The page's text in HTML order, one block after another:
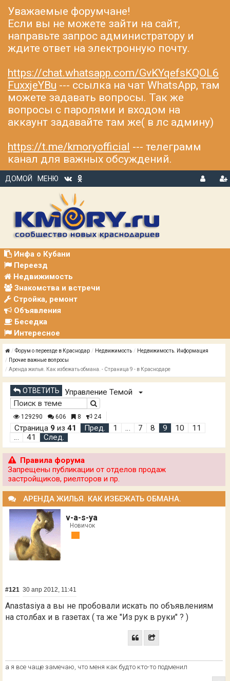
Уважаемые форумчане!
Если вы не можете зайти на сайт,
направьте запрос администратору и
ждите ответ на электронную почту.
https://chat.whatsapp.com/GvKYqefsKQOL6
FuxxjeYBu --- ссылка на чат WhatsApp, там
можете задавать вопросы. Так же
вопросы с паролями и входом на
аккаунт задавайте там же( в лс админу)
https://t.me/kmoryofficial --- телеграмм
канал для важных обсуждений.
ДОМОЙ
МЕНЮ
В
Р
Инфа о Кубани
Переезд
Недвижимость
Знакомства и встречи
Стройка, ремонт
Объявления
Беседка
Интересное
Форум о переезде в Краснодар Недвижимость
Недвижимость. Информация
Прочие важные вопросы
Аренда жилья. Как избежать обмана. - Страница 9 - в Краснодаре
ОТВЕТИТЬ Управление Темой
129290 606 8 24
Страница 9 из 41 Пред. 1 … 7 8 9 10
11
…
41 След.
Правила форума
Запрещены публикации от отделов продаж
застройщиков, риелторов и пр.
АРЕНДА ЖИЛЬЯ. КАК ИЗБЕЖАТЬ ОБМАНА.
v-a-s-ya
Новичок
#121 30 апр 2012, 11:41
Anastasiya а вы не пробовали искать по объявлениям
на столбах и в газетах ( та же "Из рук в руки" ? )
а я все чаще замечаю, что меня как будто кто-то подменил